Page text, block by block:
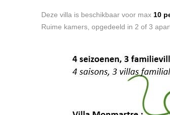
Deze villa is beschikbaar voor max 10
Ruime kamers, opgedeeld in 2 of 3